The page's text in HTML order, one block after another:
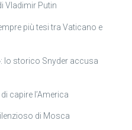
Vladimir Putin
più tesi tra Vaticano e
lo storico Snyder accusa
capire l’America
di Mosca